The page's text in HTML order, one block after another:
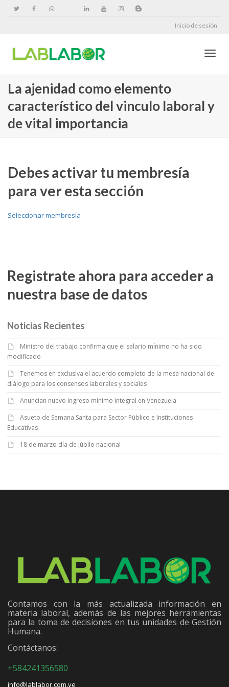
Inicio de sesión
La ajenidad como elemento
característico del vinculo laboral y
de vital importancia
Debes activar tu membresía
para ver esta sección
Seleccionar membresía
Registrate ahora para acceder a
nuestra base de datos
Noticias Recientes
Ministro del trabajo confirma que el salario mínimo no ha sido
modificado
Tenemos en exclusiva el acuerdo completo de la mesa nacional de
diálogo para los consensos laborales y sociales
Anuncian nuevo ingreso mínimo integral en Venezuela
Asueto de Semana Santa para Sector Público e Instituciones
Educativas
18 de marzo día de júbilo nacional
Contamos con la más actualizada información en
materia laboral, además de las mejores herramientas
para la toma de decisiones en tus unidades de Gestión
Humana.
Contáctanos:
+584241356580
info@lablabor.com.ve